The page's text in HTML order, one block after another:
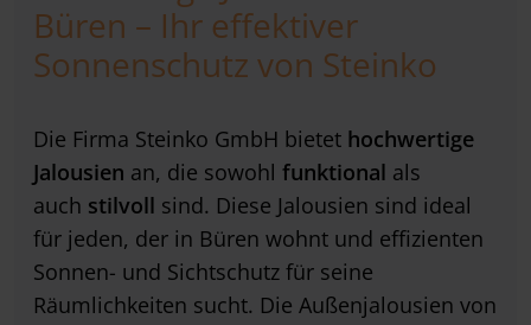
Büren – Ihr effektiver
Sonnenschutz von Steinko
Die Firma Steinko GmbH bietet hochwertige
Jalousien an, die sowohl funktional als
auch stilvoll sind. Diese Jalousien sind ideal
für jeden, der in Büren wohnt und effizienten
Sonnen- und Sichtschutz für seine
Räumlichkeiten sucht. Die Außenjalousien von